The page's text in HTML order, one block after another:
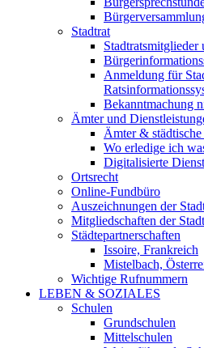
Stadtrat
Anmeldung für
Bekanntmachung
Ämter und
Ämter &
Wo erledige ich
Digitalisierte
Ortsrecht
Online-Fundbüro
Auszeichnungen der
Mitgliedschaften der Stadt
Städtepartnerschaften
Issoire, Frankreich
Mistelbach,
Wichtige Rufnummern
LEBEN & SOZIALES
Schulen
Grundschulen
Mittelschulen